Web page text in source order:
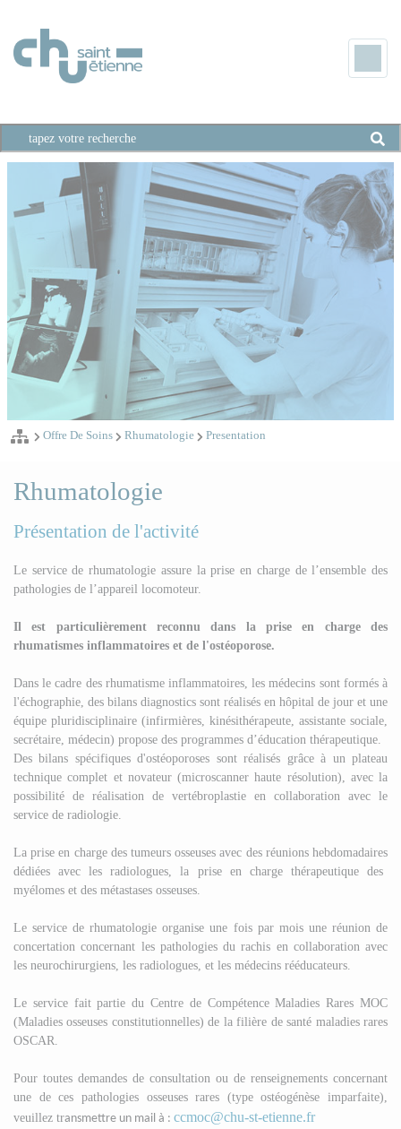
Offre De Soins Rhumatologie Presentation
Rhumatologie
Présentation de l'activité
Le service de rhumatologie assure la prise en charge de l’ensemble des
pathologies de l’appareil locomoteur.
Il est particulièrement reconnu dans la prise en charge des
rhumatismes inflammatoires et de l'ostéoporose.
Dans le cadre des rhumatisme inflammatoires, les médecins sont formés à
l'échographie, des bilans diagnostics sont réalisés en hôpital de jour et une
équipe pluridisciplinaire (infirmières, kinésithérapeute, assistante sociale,
secrétaire, médecin) propose des programmes d’éducation thérapeutique.
Des bilans spécifiques d'ostéoporoses sont réalisés grâceà un plateau
technique complet et novateur (microscanner haute résolution), avec la
possibilité de réalisation de vertébroplastie en collaboration avec le
service de radiologie.
La prise en charge des tumeurs osseuses avec des réunions hebdomadaires
dédiées avec les radiologues, la prise en chargethérapeutique des
myélomes et des métastases osseuses.
Le service de rhumatologie organise une fois par mois une réunion de
concertation concernant les pathologies du rachis en collaboration avec
les neurochirurgiens, les radiologues, et les médecins rééducateurs.
Le service fait partie du Centre de Compétence Maladies Rares MOC
(Maladies osseuses constitutionnelles) de la filière de santé maladies rares
OSCAR.
Pour toutes demandes de consultation ou de renseignements concernant
une de ces pathologies osseuses rares (type ostéogénèse imparfaite),
veuillez transmettre un mail à : ccmoc@chu-st-etienne.fr